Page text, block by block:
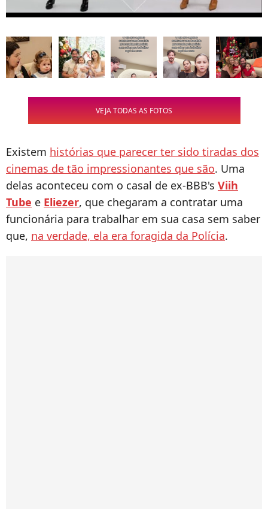
VEJA TODAS AS FOTOS
Existem histórias que parecer ter sido tiradas dos
cinemas de tão impressionantes que são. Uma
delas aconteceu com o casal de ex-BBB's Viih
Tube e Eliezer, que chegaram a contratar uma
funcionária para trabalhar em sua casa sem saber
que, na verdade, ela era foragida da Polícia.